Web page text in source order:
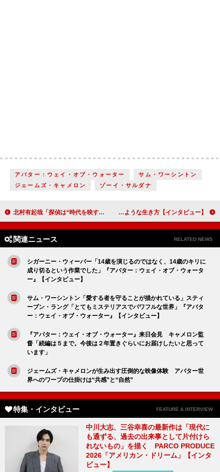
アバター：ウェイ・オブ・ウォーター
サム・ワーシントン
ジェームズ・キャメロン
ゾーイ・サルダナ
北村有起哉「探偵は“時代を映す鏡”」 令和の名優が初の探偵役で目指したもの『終末の探偵』【インタビュー】 イッセー尾形、古希を迎え「人生これから」 目指すは葛飾北斎のような生き方【インタビュー】
関連ニュース RELATED NEWS
シガーニー・ウィーバー「14歳を演じるのではなく、14歳のキリに
成り切るという作業でした」『アバター：ウェイ・オブ・ウォータ
ー』【インタビュー】
サム・ワーシントン「愛する者を守ることが描かれている」スティ
ーブン・ラング「とてもミステリアスでパワフルな世界」『アバタ
ー：ウェイ・オブ・ウォーター』【インタビュー】
『アバター：ウェイ・オブ・ウォーター』来日会見 キャメロン監
督「続編は５まで。今後は２年置きぐらいにお届けしたいと思って
います」
ジェームズ・キャメロンが生み出す圧倒的な映像体験 アバター世
界へのワープの仕掛けは“共感”と“自然”
特集・インタビュー FEATURE & INTERVIEW
中川大志、三谷幸喜の最新作は「現代に
も通ずる、過去の出来事として片付けら
れないもの」を描く PARCO PRODUCE
2026「アメリカン・ドリーム」【インタ
ビュー】